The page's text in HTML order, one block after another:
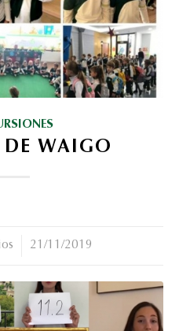
WAIGO
21/11/2019